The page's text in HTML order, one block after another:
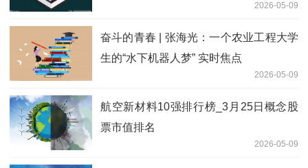
2026-05-09
奋斗的青春 | 张海光：一个农业工程大学
生的“水下机器人梦” 实时焦点
2026-05-09
航空新材料10强排行榜_3月25日概念股
票市值排名
2026-05-09